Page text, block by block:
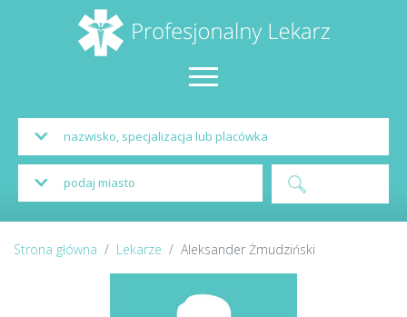
Strona główna Lekarze Aleksander Żmudziński